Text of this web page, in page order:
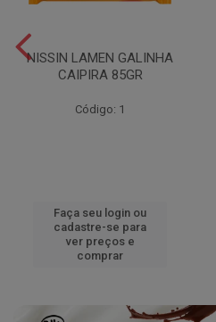
NISSIN LAMEN GALINHA
CAIPIRA 85GR
Código: 1
Faça seu login ou
cadastre-se para
ver preços e
comprar